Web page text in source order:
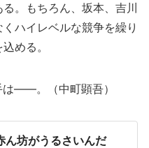
。もちろん、坂本、吉川
ハイレベルな競争を繰り
める。
――。（中町顕吾）
ん坊がうるさいんだ